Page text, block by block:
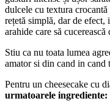
dulcele cu textura
rețetă simplă, dar de efect,
arahide care să
Stiu ca nu toata lumea
amator si din cand in cand
Pentru un cheesecake cu
urmatoarele ingrediente: